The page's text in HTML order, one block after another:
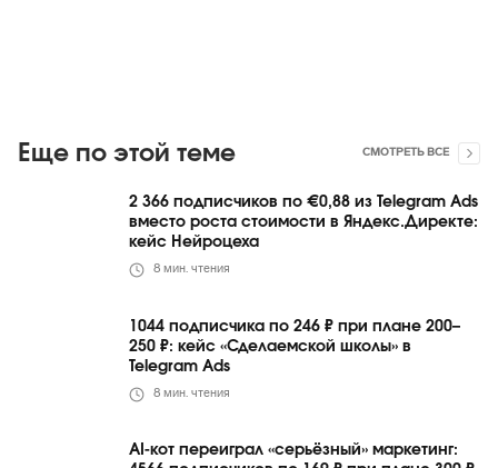
Еще по этой теме СМОТРЕТЬ ВСЕ
2 366 подписчиков по €0,88 из Telegram Ads
вместо роста стоимости в Яндекс.Директе:
кейс Нейроцеха
8 мин. чтения
1044 подписчика по 246 ₽ при плане 200–
250 ₽: кейс «Сделаемской школы» в
Telegram Ads
8 мин. чтения
AI-кот переиграл «серьёзный» маркетинг: